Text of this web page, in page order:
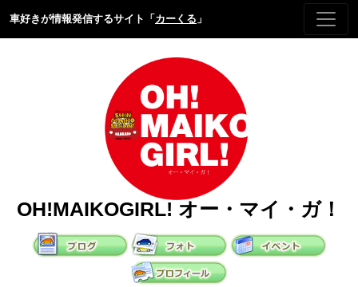
車好きが情報発信するサイト「 カーくる 」
OH!MAIKOGIRL! オー・マイ・ガ！